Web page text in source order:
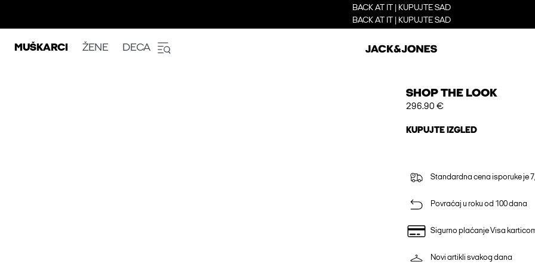
BACK AT IT | KUPUJTE SAD
BACK AT IT | KUPUJTE SAD
MUŠKARCI ŽENE DECA
SHOP THE LOOK
296.90 €
KUPUJTE IZGLED
Standardna cena isporuke je
Povraćaj u roku od 100 dana
Sigurno plaćanje Visa
Novi artikli svakog dana